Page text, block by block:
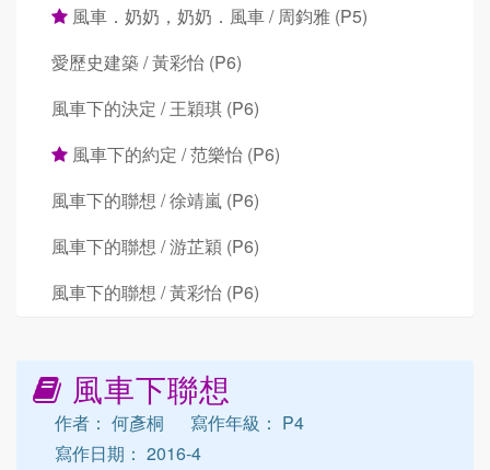
風車．奶奶，奶奶．風車 / 周鈞雅 (P5)
愛歷史建築 / 黃彩怡 (P6)
風車下的決定 / 王穎琪 (P6)
風車下的約定 / 范樂怡 (P6)
風車下的聯想 / 徐靖嵐 (P6)
風車下的聯想 / 游芷穎 (P6)
風車下的聯想 / 黃彩怡 (P6)
風車下聯想
作者： 何彥桐
寫作年級： P4
寫作日期： 2016-4